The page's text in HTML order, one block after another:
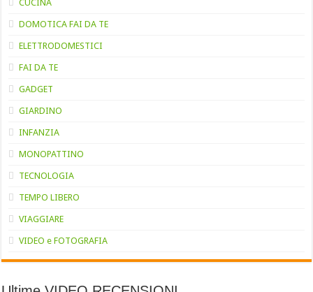
CUCINA
DOMOTICA FAI DA TE
ELETTRODOMESTICI
FAI DA TE
GADGET
GIARDINO
INFANZIA
MONOPATTINO
TECNOLOGIA
TEMPO LIBERO
VIAGGIARE
VIDEO e FOTOGRAFIA